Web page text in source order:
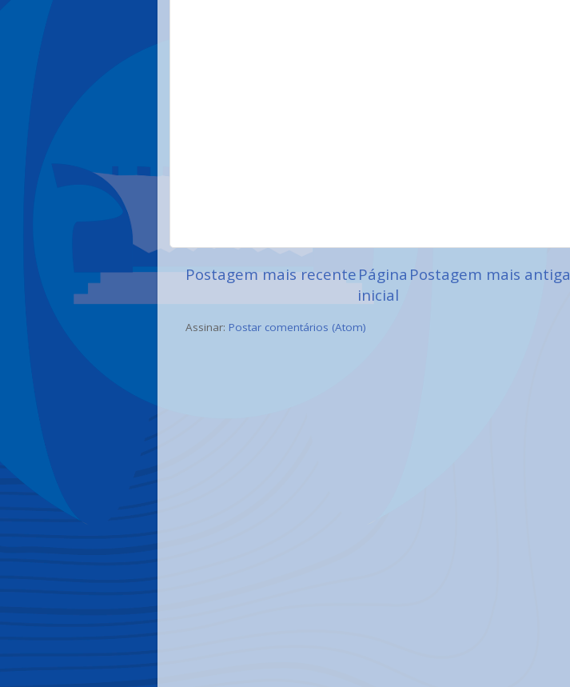
Postagem mais recente Postagem mais antiga
Página
inicial
Assinar: Postar comentários (Atom)